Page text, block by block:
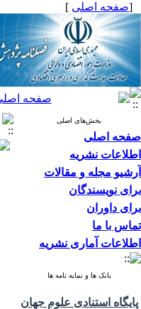
[صفحه اصلی ]
بخش‌های اصلی
صفحه اصلی
اطلاعات نشریه
آرشیو مجله و مقالات
برای نویسندگان
برای داوران
تماس با ما
اطلاعات آماری نشریه
بانک ها و نمایه نامه ها
پایگاه استنادی علوم جهان